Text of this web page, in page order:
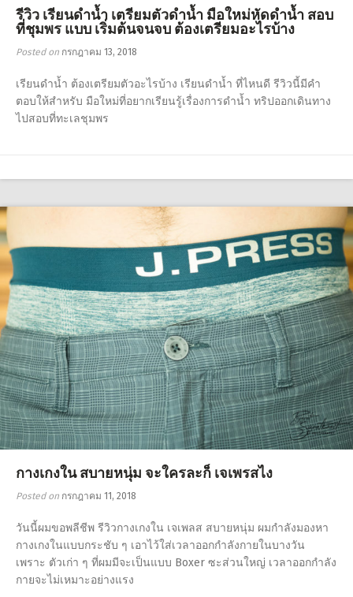
รีวิว เรียนดำน้ำ เตรียมตัวดำน้ำ มือใหม่หัดดำน้ำ สอบ
ที่ชุมพร แบบ เริ่มต้นจนจบ ต้องเตรียมอะไรบ้าง
Posted on กรกฎาคม 13, 2018
เรียนดำน้ำ ต้องเตรียมตัวอะไรบ้าง เรียนดำน้ำ ที่ไหนดี รีวิวนี้มีคำ
ตอบให้สำหรับ มือใหม่ที่อยากเรียนรู้เรื่องการดำน้ำ ทริปออกเดินทาง
ไปสอบที่ทะเลชุมพร
กางเกงใน สบายหนุ่ม จะใครละก็ เจเพรสไง
Posted on กรกฎาคม 11, 2018
วันนี้ผมขอพลีชีพ รีวิวกางเกงใน เจเพลส สบายหนุ่ม ผมกำลังมองหา
กางเกงในแบบกระชับ ๆ เอาไว้ใส่เวลาออกกำลังกายในบางวัน
เพราะ ตัวเก่า ๆ ที่ผมมีจะเป็นแบบ Boxer ซะส่วนใหญ่ เวลาออกกำลัง
กายจะไม่เหมาะอย่างแรง